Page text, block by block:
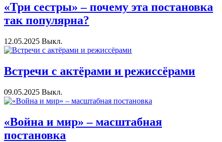
«Три сестры» – почему эта постановка
так популярна?
12.05.2025 Выкл.
Встречи с актёрами и режиссёрами
09.05.2025 Выкл.
«Война и мир» – масштабная
постановка